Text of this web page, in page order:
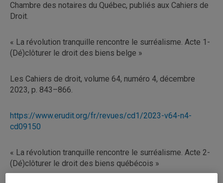
Chambre des notaires du Québec, publiés aux Cahiers de
Droit.
« La révolution tranquille rencontre le surréalisme. Acte 1-
(Dé)clôturer le droit des biens belge »
Les Cahiers de droit, volume 64, numéro 4, décembre
2023, p. 843–866.
https://www.erudit.org/fr/revues/cd1/2023-v64-n4-
cd09150
« La révolution tranquille rencontre le surréalisme. Acte 2-
(Dé)clôturer le droit des biens québécois »